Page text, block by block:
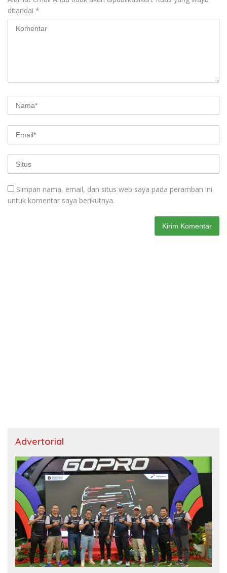
ditandai *
Simpan nama, email, dan situs web saya pada peramban ini
untuk komentar saya berikutnya.
Advertorial